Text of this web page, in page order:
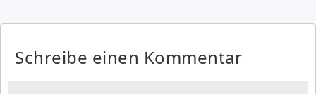
Schreibe einen Kommentar